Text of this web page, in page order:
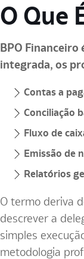
O Que
BPO
integrada, os
Contas a
Conciliação
Fluxo de
Emissão de
Relatórios
O termo deriva
descrever a
simples
metodologia